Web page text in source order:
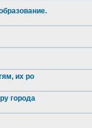
их ро
города